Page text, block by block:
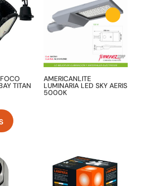
TITAN
AMERICANLITE
LUMINARIA LED SKY AERIS
5000K